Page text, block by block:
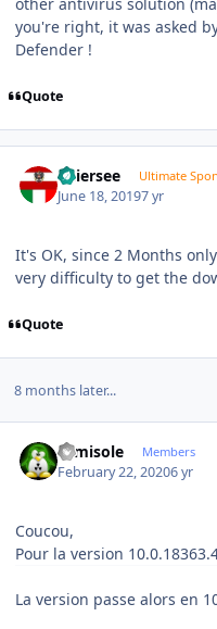
you're right, it was asked
Defender !
Quote
Thiersee Ultimate
June 18, 20197 yr
It's OK, since 2 Months
very difficulty to get the
Quote
8 months later...
camisole Members
February 22, 20206 yr
Coucou,
Pour la version
La version passe alors en